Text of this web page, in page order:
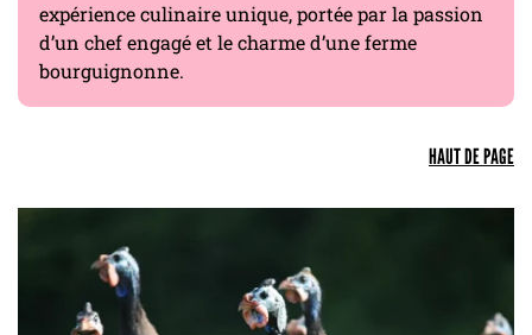
expérience culinaire unique, portée par la passion
d’un chef engagé et le charme d’une ferme
bourguignonne.
HAUT DE PAGE